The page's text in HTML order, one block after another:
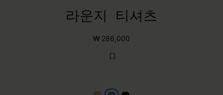
라운지 티셔츠
₩ 286,000